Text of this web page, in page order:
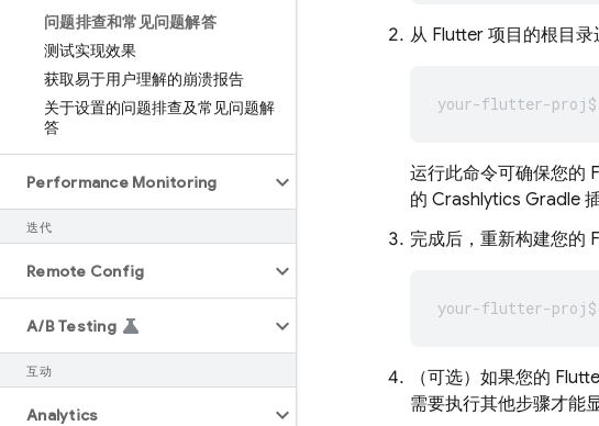
问题排查和常见问题解答
测试实现效果
获取易于用户理解的崩溃报告
关于设置的问题排查及常见问题解
答
Performance Monitoring
迭代
Remote Config
A/B Testing
互动
Analytics
从 Flutter 项目的根目录
运行此命令可确保您的
的 Crashlytics Gradle 插
完成后，重新构建您的
（可选）如果您的
需要执行其他步骤才能